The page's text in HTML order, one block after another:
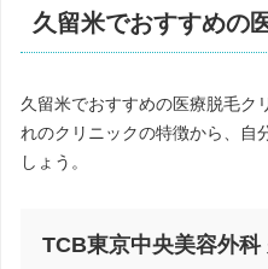
久留米でおすすめの
久留米でおすすめの医療脱毛ク
れのクリニックの特徴から、自
しょう。
TCB東京中央美容外科